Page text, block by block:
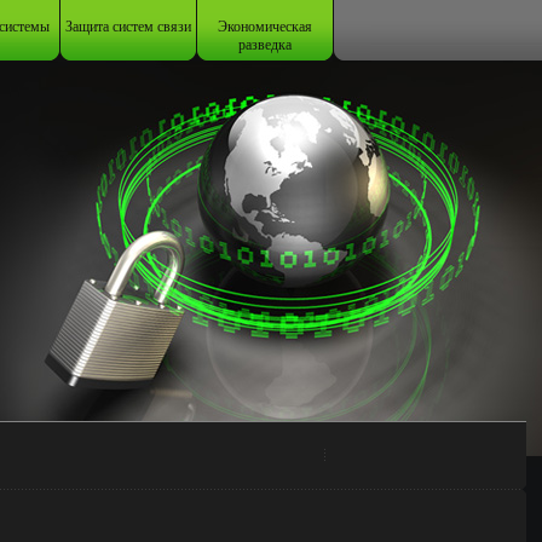
Защита систем связи Экономическая
разведка